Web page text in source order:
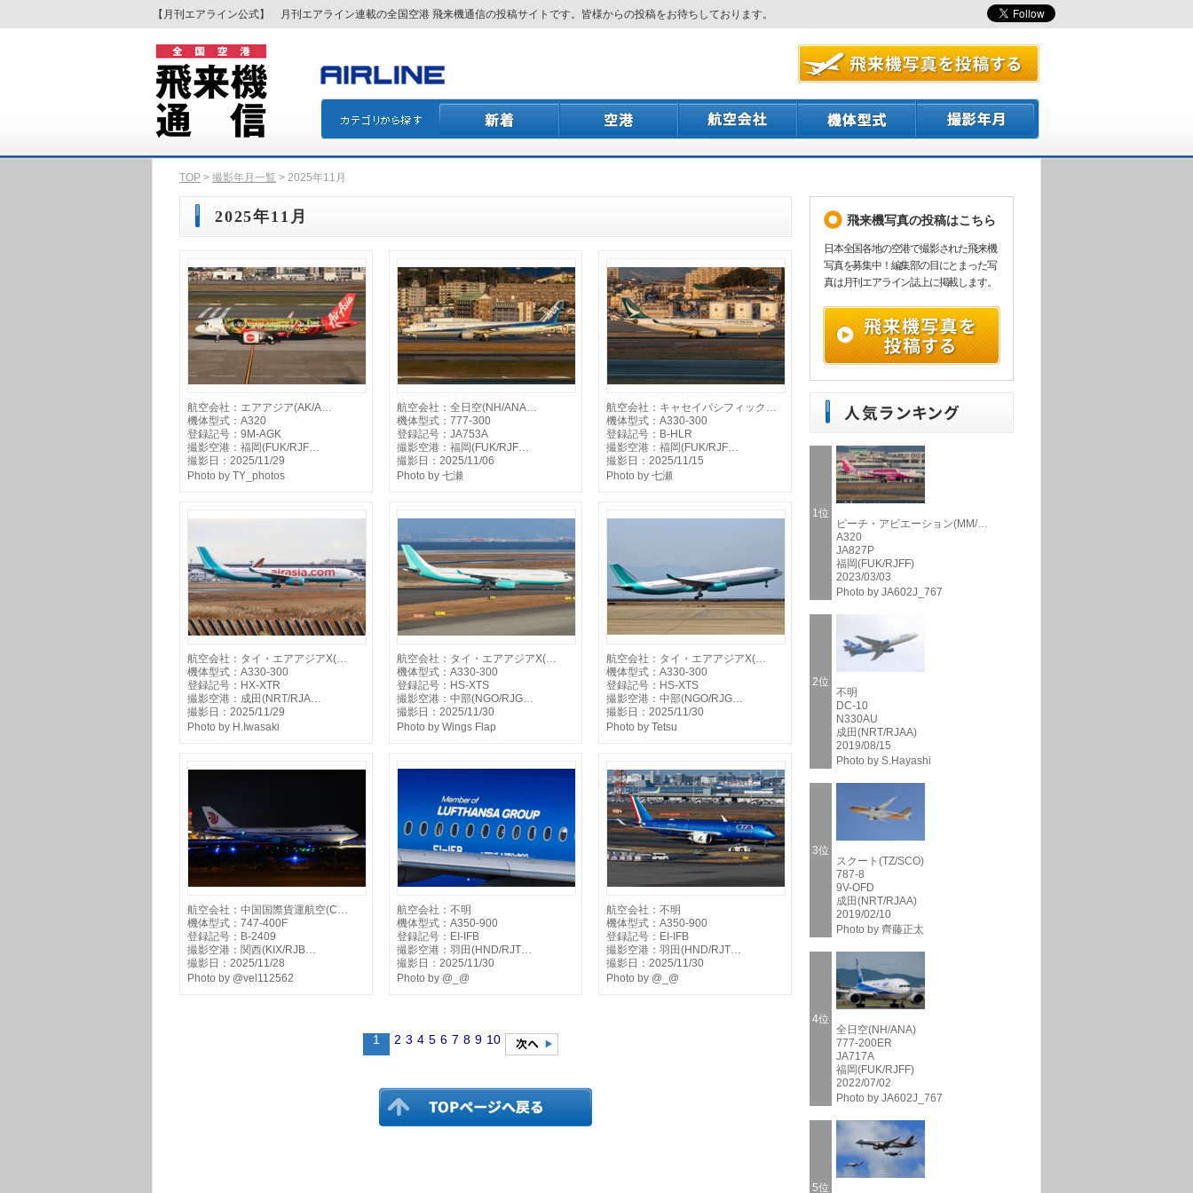
【月刊エアライン公式】 月刊エアライン連載の全国空港 飛来機通信の投稿サイトです。皆様からの投稿をお待ちしております。
TOP > 撮影年月一覧 > 2025年11月
2025年11月
航空会社：エアアジア(AK/A…
機体型式：A320
登録記号：9M-AGK
撮影空港：福岡(FUK/RJF…
撮影日：2025/11/29
Photo by TY_photos
航空会社：全日空(NH/ANA…
機体型式：777-300
登録記号：JA753A
撮影空港：福岡(FUK/RJF…
撮影日：2025/11/06
Photo by 七瀬
航空会社：キャセイパシフィック…
機体型式：A330-300
登録記号：B-HLR
撮影空港：福岡(FUK/RJF…
撮影日：2025/11/15
Photo by 七瀬
航空会社：タイ・エアアジアX(…
機体型式：A330-300
登録記号：HX-XTR
撮影空港：成田(NRT/RJA…
撮影日：2025/11/29
Photo by H.Iwasaki
航空会社：タイ・エアアジアX(…
機体型式：A330-300
登録記号：HS-XTS
撮影空港：中部(NGO/RJG…
撮影日：2025/11/30
Photo by Wings Flap
航空会社：タイ・エアアジアX(…
機体型式：A330-300
登録記号：HS-XTS
撮影空港：中部(NGO/RJG…
撮影日：2025/11/30
Photo by Tetsu
航空会社：中国国際貨運航空(C…
機体型式：747-400F
登録記号：B-2409
撮影空港：関西(KIX/RJB…
撮影日：2025/11/28
Photo by @vel112562
航空会社：不明
機体型式：A350-900
登録記号：EI-IFB
撮影空港：羽田(HND/RJT…
撮影日：2025/11/30
Photo by @_@
航空会社：不明
機体型式：A350-900
登録記号：EI-IFB
撮影空港：羽田(HND/RJT…
撮影日：2025/11/30
Photo by @_@
1 2 3 4 5 6 7 8 9 10
飛来機写真の投稿はこちら
日本全国各地の空港で撮影された飛来機
写真を募集中！編集部の目にとまった写
真は月刊エアライン誌上に掲載します。
1位
ピーチ・アビエーション(MM/…
A320
JA827P
福岡(FUK/RJFF)
2023/03/03
Photo by JA602J_767
2位
不明
DC-10
N330AU
成田(NRT/RJAA)
2019/08/15
Photo by S.Hayashi
3位
スクート(TZ/SCO)
787-8
9V-OFD
成田(NRT/RJAA)
2019/02/10
Photo by 齊藤正太
4位
全日空(NH/ANA)
777-200ER
JA717A
福岡(FUK/RJFF)
2022/07/02
Photo by JA602J_767
5位